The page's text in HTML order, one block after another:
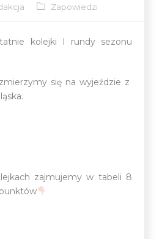
Zapowiedzi
kolejki I rundy sezonu
się na wyjeździe z
zajmujemy w tabeli 8